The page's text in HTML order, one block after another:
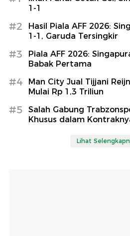
1-1
#2
Hasil Piala AFF 2026:
1-1, Garuda Tersingkir
#3
Piala AFF 2026:
Babak Pertama
#4
Man City Jual Tijjani
Mulai Rp 1,3 Triliun
#5
Salah Gabung
Khusus dalam
Lihat